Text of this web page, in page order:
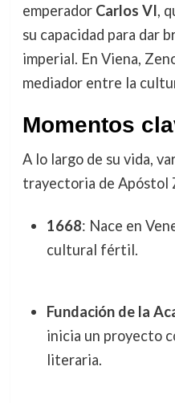
emperador Carlos VI,
su capacidad para dar
imperial. En Viena,
mediador entre la
Momentos
A lo largo de su vida,
trayectoria de Apóstol
1668: Nace en
cultural fértil.
Fundación de la
inicia un proyecto
literaria.